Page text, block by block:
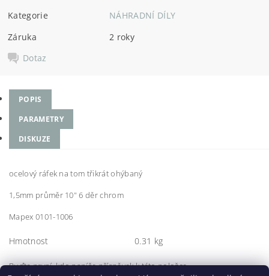
Kategorie
NÁHRADNÍ DÍLY
Záruka
2 roky
Dotaz
POPIS
PARAMETRY
DISKUZE
ocelový ráfek na tom třikrát ohýbaný
1,5mm průměr 10" 6 děr chrom
Mapex 0101-1006
Hmotnost 0.31 kg
Buďte první, kdo napíše příspěvek k této položce.